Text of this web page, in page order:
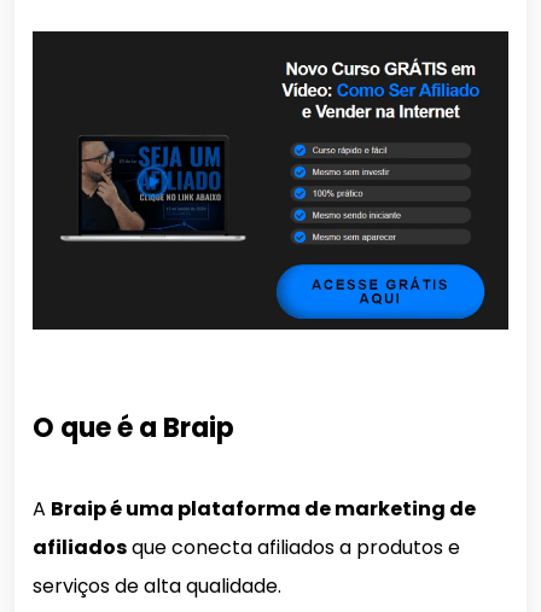
O que é a Braip
A Braip é uma plataforma de marketing de
afiliadosque conecta afiliados a produtos e
serviços de alta qualidade.